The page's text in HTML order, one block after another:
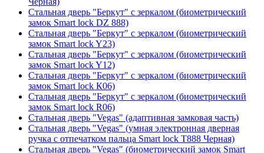
Стальная дверь "Беркут" с зеркалом (биометрический
замок Smart lock DZ 888)
Стальная дверь "Беркут" с зеркалом (биометрический
замок Smart lock Y23)
Стальная дверь "Беркут" с зеркалом (биометрический
замок Smart lock Y12)
Стальная дверь "Беркут" с зеркалом (биометрический
замок Smart lock К06)
Стальная дверь "Беркут" с зеркалом (биометрический
замок Smart lock R06)
Стальная дверь "Vegas" (адаптивная замковая часть)
Стальная дверь "Vegas" (умная электронная дверная
ручка с отпечатком пальца Smart lock T888 Черная)
Стальная дверь "Vegas" (биометрический замок Smart